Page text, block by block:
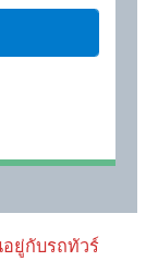
ยู่กับรถทัวร์